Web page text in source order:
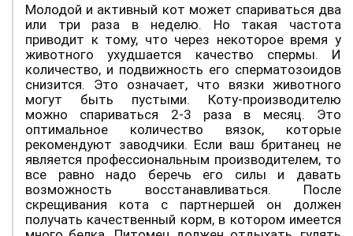
Молодой и активный кот может спариваться два
или три раза в неделю. Но такая частота
приводит к тому, что через некоторое время у
животного ухудшается качество спермы. И
количество, и подвижность его сперматозоидов
снизится. Это означает, что вязки животного
могут быть пустыми. Коту-производителю
можно спариваться 2-3 раза в месяц. Это
оптимальное количество вязок, которые
рекомендуют заводчики. Если ваш британец не
является профессиональным производителем, то
все равно надо беречь его силы и давать
возможность восстанавливаться. После
скрещивания кота с партнершей он должен
получать качественный корм, в котором имеется